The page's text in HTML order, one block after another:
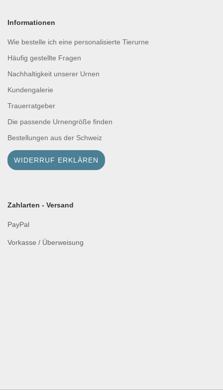
Informationen
Wie bestelle ich eine personalisierte Tierurne
Häufig gestellte Fragen
Nachhaltigkeit unserer Urnen
Kundengalerie
Trauerratgeber
Die passende Urnengröße finden
Bestellungen aus der Schweiz
WIDERRUF ERKLÄREN
Zahlarten - Versand
PayPal
Vorkasse / Überweisung